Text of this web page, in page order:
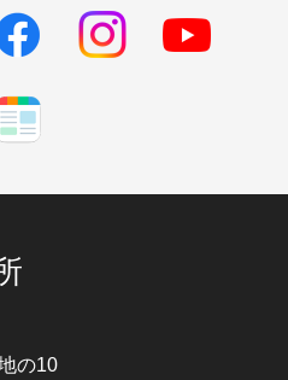
の10